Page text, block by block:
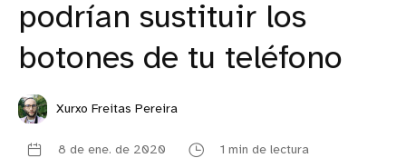
podrían sustituir los
botones de tu teléfono
Xurxo Freitas Pereira
8 de ene. de 2020 1 min de lectura